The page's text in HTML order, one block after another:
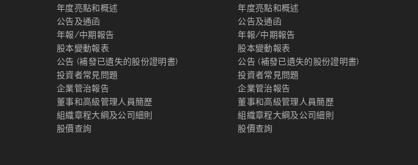
年度亮點和概述
公告及通函
年報/中期報告
股本變動報表
公告 (補發已遺失的股份證明書)
投資者常見問題
企業管治報告
董事和高級管理人員簡歷
組織章程大綱及公司細則
股價查詢
年度亮點和概述
公告及通函
年報/中期報告
股本變動報表
公告 (補發已遺失的股份證明書)
投資者常見問題
企業管治報告
董事和高級管理人員簡歷
組織章程大綱及公司細則
股價查詢